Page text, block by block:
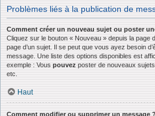
Problèmes liés à la publication de
Comment créer un nouveau sujet ou poster
Cliquez sur le bouton « Nouveau » depuis la page
page d’un sujet. Il se peut que vous ayez besoin
message. Une liste des options disponibles est
exemple : Vous pouvez poster de nouveaux
etc.
Haut
Comment modifier ou supprimer un message ?